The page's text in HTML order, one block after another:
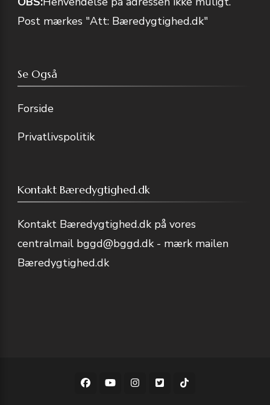
Post mærkes "Att: Bæredygtighed.dk"
Se Også
Forside
Privatlivspolitik
Kontakt Bæredygtighed.dk
Kontakt Bæredygtighed.dk på vores
centralmail bggd@bggd.dk - mærk mailen
Bæredygtighed.dk